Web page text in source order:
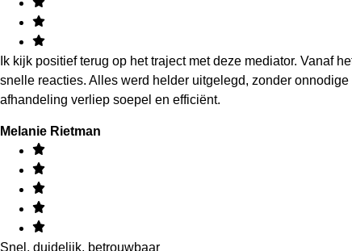
Ik kijk positief terug op het traject met deze mediator. Vanaf
snelle reacties. Alles werd helder uitgelegd, zonder
afhandeling verliep soepel en efficiënt.
Melanie Rietman
Snel, duidelijk, betrouwbaar